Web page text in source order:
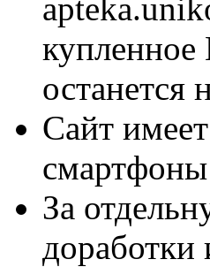
останется
Сайт
За
доработки